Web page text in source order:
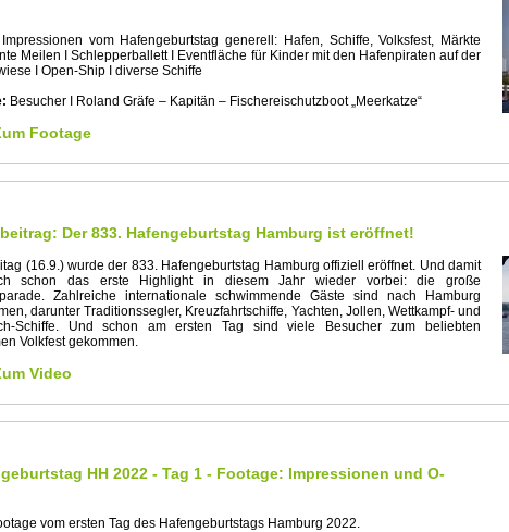
Impressionen vom Hafengeburtstag generell: Hafen, Schiffe, Volksfest, Märkte
Meilen I Schlepperballett I Eventfläche für Kinder mit den Hafenpiraten auf der
I Open-Ship I diverse Schiffe
Besucher I Roland Gräfe – Kapitän – Fischereischutzboot „Meerkatze“
Footage
Der 833. Hafengeburtstag Hamburg ist eröffnet!
(16.9.) wurde der 833. Hafengeburtstag Hamburg offiziell eröffnet. Und damit
schon das erste Highlight in diesem Jahr wieder vorbei: die große
Zahlreiche internationale schwimmende Gäste sind nach Hamburg
darunter Traditionssegler, Kreuzfahrtschiffe, Yachten, Jollen, Wettkampf- und
Schiffe. Und schon am ersten Tag sind viele Besucher zum beliebten
Volkfest gekommen.
Video
HH 2022 - Tag 1 - Footage: Impressionen und O-
vom ersten Tag des Hafengeburtstags Hamburg 2022.